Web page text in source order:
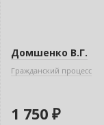
Домшенко В.Г.
Гражданский процесс
1 750 ₽